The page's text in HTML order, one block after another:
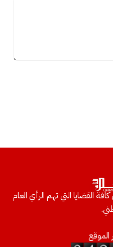
القضايا التي تهم الرأي العام
الموقع